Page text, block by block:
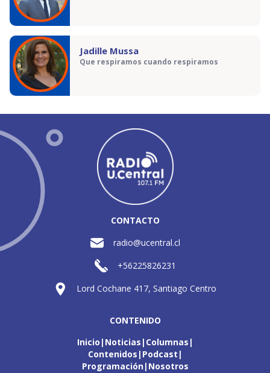
Jadille Mussa
Que respiramos cuando respiramos
CONTACTO
radio@ucentral.cl
+56225826231
Lord Cochane 417, Santiago Centro
CONTENIDO
Inicio Noticias Columnas
Contenidos Podcast
Programación Nosotros